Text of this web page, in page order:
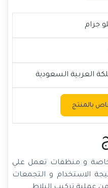
العربية السعودية
بالمنتج
خاصة و منظفات تعمل علي
الاستخدام و التجمعات